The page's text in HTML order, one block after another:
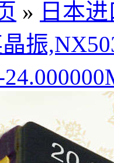
» 日本
振